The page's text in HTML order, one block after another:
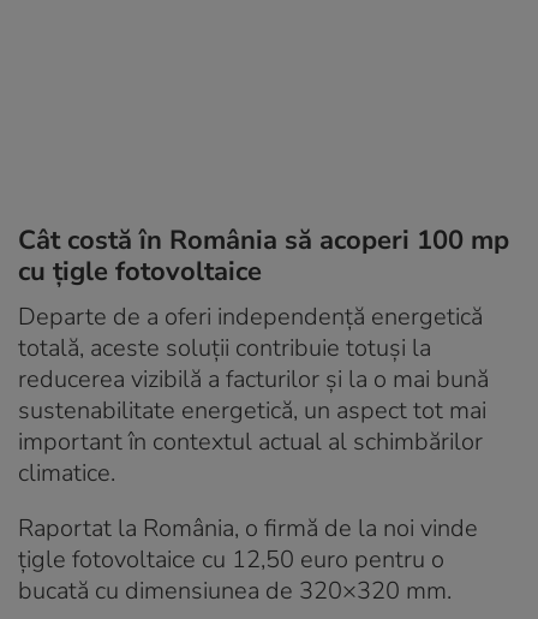
Cât costă în România să acoperi 100 mp
cu țigle fotovoltaice
Departe de a oferi independenţă energetică
totală, aceste soluţii contribuie totuşi la
reducerea vizibilă a facturilor şi la o mai bună
sustenabilitate energetică, un aspect tot mai
important în contextul actual al schimbărilor
climatice.
Raportat la România, o firmă de la noi vinde
țigle fotovoltaice cu 12,50 euro pentru o
bucată cu dimensiunea de 320×320 mm.